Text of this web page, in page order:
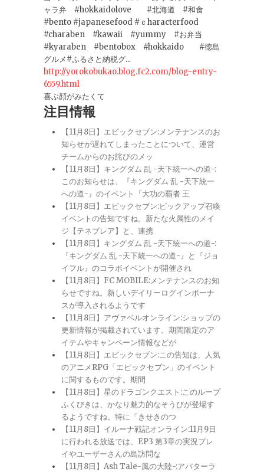
ャラ弁 #hokkaidolove #北海道 #和食
#bento #japanesefood #ｃharacterfood
#charaben #kawaii #yummy #お弁当
#kyaraben #bentobox #hokkaido #徳島
グルメ#ふるさと納税グ...
http://yorokobukao.blog.fc2.com/blog-entry-
6559.html
喜ぶ顔がみたくて
注目情報
【11月8日】エピックセブン:メンテナンスのお
知らせが遅れてしまったことについて、運営
チームからのお詫びのメッ
【11月8日】キングダム 乱 -天下統一への道-:
このお知らせは、『キングダム 乱 -天下統一
への道-』のイベント『大功の覇者 王
【11月8日】エピックセブン:ピックアップ召喚
イベントの告知ですね。新たな火属性のメイ
ジ【テネブレア】と、連携
【11月8日】キングダム 乱 -天下統一への道-:
『キングダム 乱 -天下統一への道-』と『ジョ
イフル』のコラボイベントが開催され
【11月8日】FC MOBILE:メンテナンスのお知
らせですね。新しいデイリーログインボーナ
スが導入されるようです
【11月8日】アヴァベルオンライン:ショップの
更新情報が掲載されています。期間限定のア
イテムやキャンペーン情報などが
【11月8日】エピックセブン:この告知は、人気
のアニメRPG「エピックセブン」のイベント
に関するものです。期間
【11月8日】星のドラゴンクエスト:このループ
ふくびきは、かなり魅力的なそうびが登場す
るようですね。特に「きせきのつ
【11月8日】イルーナ戦記オンライン:11月9日
に行われる放送では、EP3 第3章の実況プレ
イやユーザーさんの島訪問な
【11月8日】Ash Tale-風の大陸-:アバターラ